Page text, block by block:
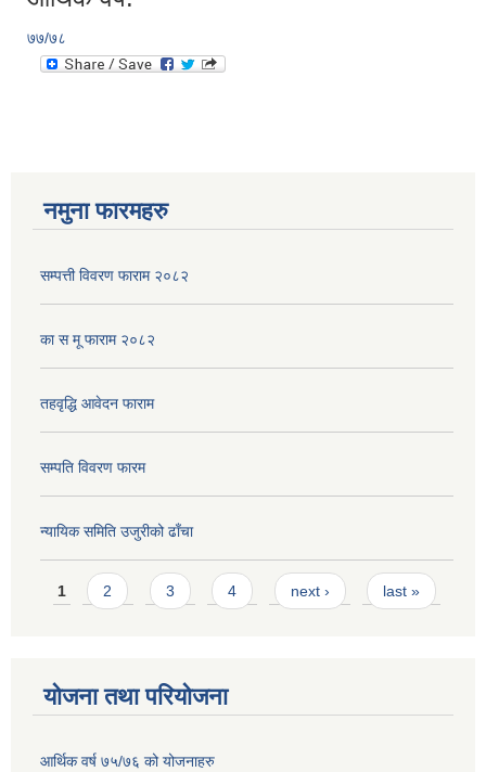
७७/७८
नमुना फारमहरु
सम्पत्ती विवरण फाराम २०८२
का स मू फाराम २०८२
तहवृद्धि आवेदन फाराम
सम्पति विवरण फारम
न्यायिक समिति उजुरीको ढाँचा
Pages
1 2 3 4 next › last »
योजना तथा परियोजना
आर्थिक वर्ष ७५/७६ को योजनाहरु